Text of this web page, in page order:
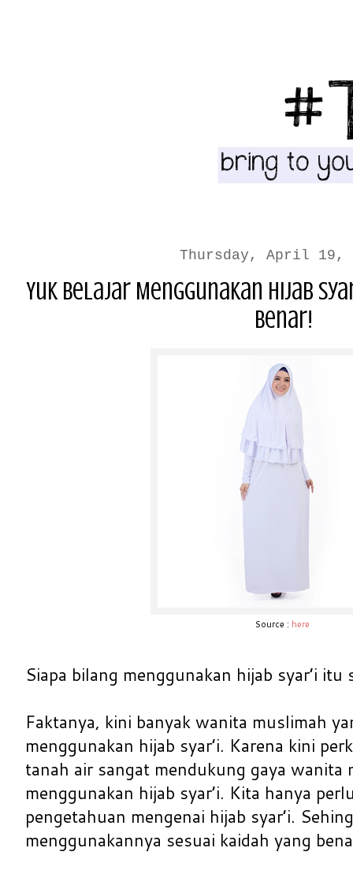
Thursday, April 19,
Yuk Belajar Menggunakan Hijab
Benar!
Source : here
Siapa bilang menggunakan hijab syar’i itu
Faktanya, kini banyak wanita muslimah
menggunakan hijab syar’i. Karena kini
tanah air sangat mendukung gaya wanita
menggunakan hijab syar’i. Kita hanya
pengetahuan mengenai hijab syar’i.
menggunakannya sesuai kaidah yang